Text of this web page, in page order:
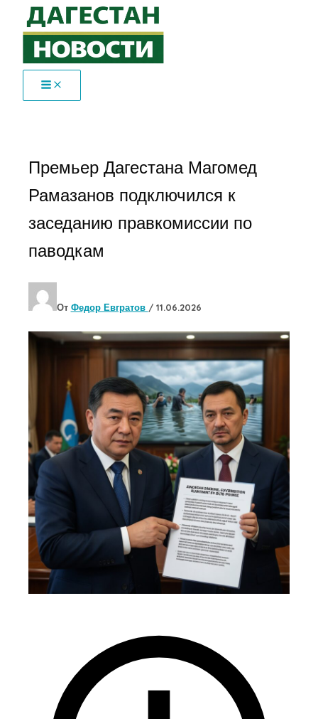
Перейти
содержимому
Премьер Дагестана Магомед
Рамазанов подключился к
заседанию правкомиссии по
паводкам
От Федор Евгратов / 11.06.2026